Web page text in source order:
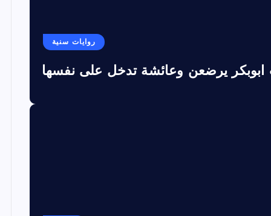
روايات سنية
ابوبكر يرضعن وعائشة تدخل على نفسها